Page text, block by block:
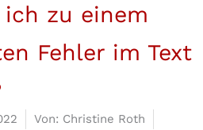
zu einem
Fehler im Text
Von: Christine Roth